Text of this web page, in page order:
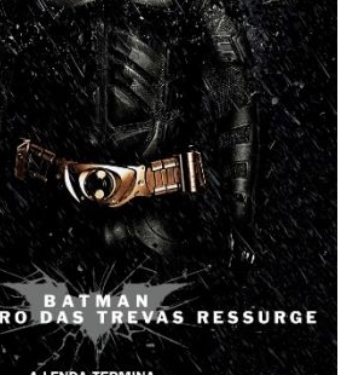
para todos governar
7 câmbios
A Desolação de Smaug
trevas desaparece
o pato perfeito para o Habbo Hotel
7 câmbios
O Cavaleiro das Trevas Ressurge